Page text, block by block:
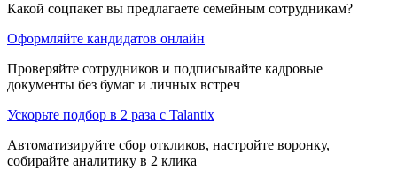
Какой соцпакет вы предлагаете семейным сотрудникам?
Оформляйте кандидатов онлайн
Проверяйте сотрудников и подписывайте кадровые
документы без бумаг и личных встреч
Ускорьте подбор в 2 раза с Talantix
Автоматизируйте сбор откликов, настройте воронку,
собирайте аналитику в 2 клика